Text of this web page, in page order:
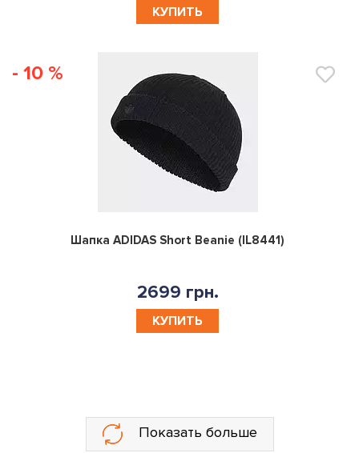
КУПИТЬ
- 10 %
0
Шапка ADIDAS Short Beanie (IL8441)
2699 грн.
КУПИТЬ
Показать больше